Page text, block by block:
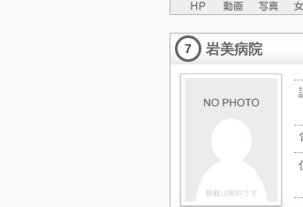
ホーム
ページ
動画 写真 女
7 岩美病院